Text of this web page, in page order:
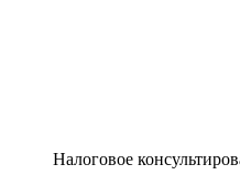
Налоговое